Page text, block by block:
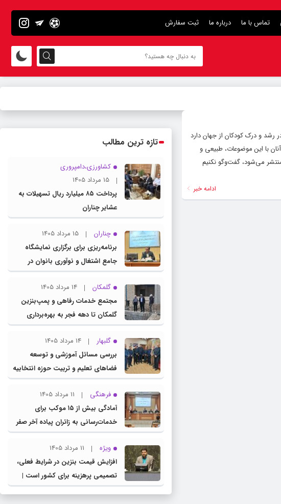
تماس با ما درباره ما ثبت سفارش
رشد و درک کودکان از جهان دارد
با این موضوعات، طبیعی و
می‌شود، گفت‌وگو نکنیم
ادامه خبر
تازه ترین مطالب
کشاورزی،دامپروری
15 مرداد 1405
پرداخت ۸۵ میلیارد ریال تسهیلات به
عشایر چناران
چناران
15 مرداد 1405
برنامه‌ریزی برای برگزاری نمایشگاه
جامع اشتغال و نوآوری بانوان در
چناران
گلمکان
14 مرداد 1405
مجتمع خدمات رفاهی و پمپ‌بنزین
گلمکان تا دهه فجر به بهره‌برداری
می‌رسد
گلبهار
14 مرداد 1405
بررسی مسائل آموزشی و توسعه
فضاهای تعلیم و تربیت حوزه انتخابیه
در نشست مشترک عضو کمیسیون
آموزش مجلس با مدیرکل آموزش و
پرورش خراسان رضوی
فرهنگی
11 مرداد 1405
آمادگی بیش از ۱۵ موکب برای
خدمات‌رسانی به زائران پیاده آخر صفر
در شهرستان چناران
ویژه
11 مرداد 1405
افزایش قیمت بنزین در شرایط فعلی،
تصمیمی پرهزینه برای کشور است |
دولت، قاچاق سوخت و عوامل اصلی